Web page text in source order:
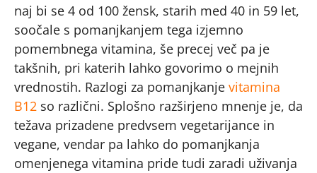
naj bi se 4 od 100 žensk, starih med 40 in 59 let,
soočale s pomanjkanjem tega izjemno
pomembnega vitamina, še precej več pa je
takšnih, pri katerih lahko govorimo o mejnih
vrednostih. Razlogi za pomanjkanje vitamina
B12 so različni. Splošno razširjeno mnenje je, da
težava prizadene predvsem vegetarijance in
vegane, vendar pa lahko do pomanjkanja
omenjenega vitamina pride tudi zaradi uživanja